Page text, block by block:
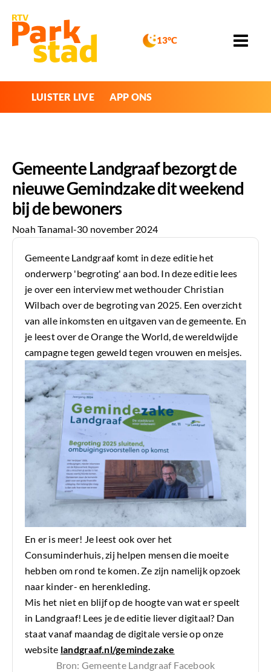
13°C
LUISTER LIVE APP ONS
Gemeente Landgraaf bezorgt de
nieuwe Gemindzake dit weekend
bij de bewoners
Noah Tanamal-30 november 2024
Gemeente Landgraaf komt in deze editie het
onderwerp 'begroting' aan bod. In deze editie lees
je over een interview met wethouder Christian
Wilbach over de begroting van 2025. Een overzicht
van alle inkomsten en uitgaven van de gemeente. En
je leest over de Orange the World, de wereldwijde
campagne tegen geweld tegen vrouwen en meisjes.
En er is meer! Je leest ook over het
Consuminderhuis, zij helpen mensen die moeite
hebben om rond te komen. Ze zijn namelijk opzoek
naar kinder- en herenkleding.
Mis het niet en blijf op de hoogte van wat er speelt
in Landgraaf! Lees je de editie liever digitaal? Dan
staat vanaf maandag de digitale versie op onze
website landgraaf.nl/gemindezake
Bron: Gemeente Landgraaf Facebook